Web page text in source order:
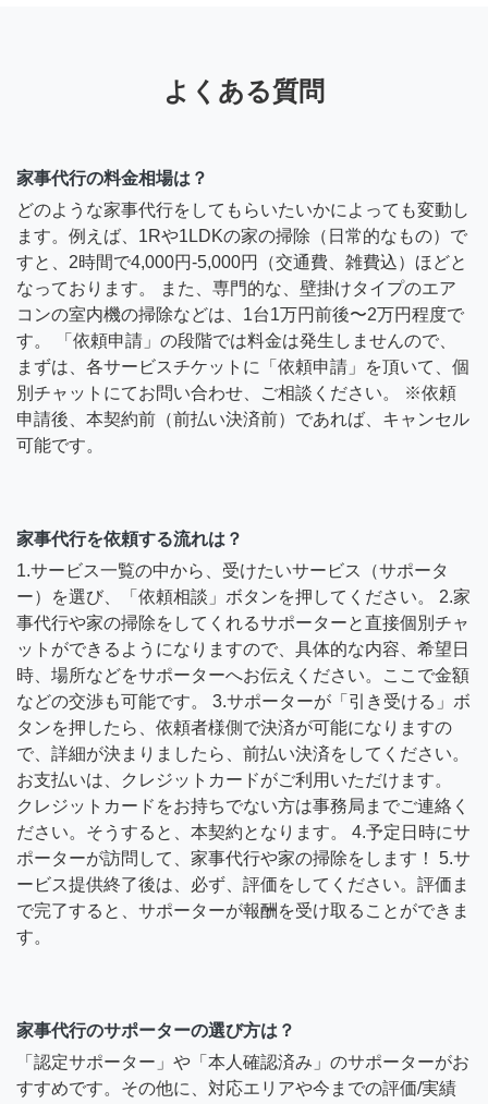
よくある質問
家事代行の料金相場は？
どのような家事代行をしてもらいたいかによっても変動し
ます。例えば、1Rや1LDKの家の掃除（日常的なもの）で
すと、2時間で4,000円-5,000円（交通費、雑費込）ほどと
なっております。 また、専門的な、壁掛けタイプのエア
コンの室内機の掃除などは、1台1万円前後〜2万円程度で
す。 「依頼申請」の段階では料金は発生しませんので、
まずは、各サービスチケットに「依頼申請」を頂いて、個
別チャットにてお問い合わせ、ご相談ください。 ※依頼
申請後、本契約前（前払い決済前）であれば、キャンセル
可能です。
家事代行を依頼する流れは？
1.サービス一覧の中から、受けたいサービス（サポータ
ー）を選び、「依頼相談」ボタンを押してください。 2.家
事代行や家の掃除をしてくれるサポーターと直接個別チャ
ットができるようになりますので、具体的な内容、希望日
時、場所などをサポーターへお伝えください。ここで金額
などの交渉も可能です。 3.サポーターが「引き受ける」ボ
タンを押したら、依頼者様側で決済が可能になりますの
で、詳細が決まりましたら、前払い決済をしてください。
お支払いは、クレジットカードがご利用いただけます。
クレジットカードをお持ちでない方は事務局までご連絡く
ださい。そうすると、本契約となります。 4.予定日時にサ
ポーターが訪問して、家事代行や家の掃除をします！ 5.サ
ービス提供終了後は、必ず、評価をしてください。評価ま
で完了すると、サポーターが報酬を受け取ることができま
す。
家事代行のサポーターの選び方は？
「認定サポーター」や「本人確認済み」のサポーターがお
すすめです。その他に、対応エリアや今までの評価/実績